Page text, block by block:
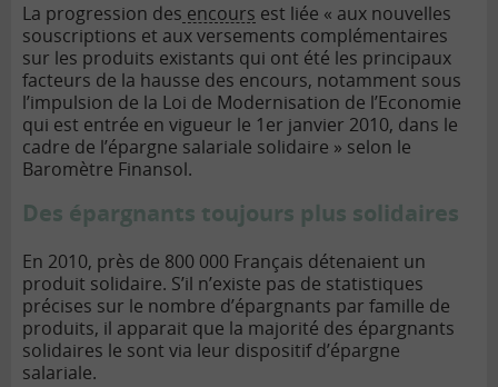
La progression des encours est liée « aux nouvelles
souscriptions et aux versements complémentaires
sur les produits existants qui ont été les principaux
facteurs de la hausse des encours, notamment sous
l’impulsion de la Loi de Modernisation de l’Economie
qui est entrée en vigueur le 1er janvier 2010, dans le
cadre de l’épargne salariale solidaire » selon le
Baromètre Finansol.
Des épargnants toujours plus solidaires
En 2010, près de 800 000 Français détenaient un
produit solidaire. S’il n’existe pas de statistiques
précises sur le nombre d’épargnants par famille de
produits, il apparait que la majorité des épargnants
solidaires le sont via leur dispositif d’épargne
salariale.